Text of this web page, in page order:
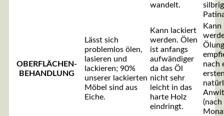
wandelt.
OBERFLÄCHEN-
BEHANDLUNG
Lässt sich
problemlos ölen,
lasieren und
lackieren; 90%
unserer lackierten
Möbel sind aus
Eiche.
Kann lackiert
werden. Ölen
ist anfangs
aufwändiger
da das Öl
nicht sehr
leicht in das
harte Holz
eindringt.
Ölung
nach
(nach